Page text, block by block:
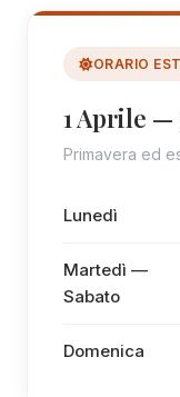
ORARIO
1 Aprile —
Primavera ed
Lunedì
Martedì —
Sabato
Domenica